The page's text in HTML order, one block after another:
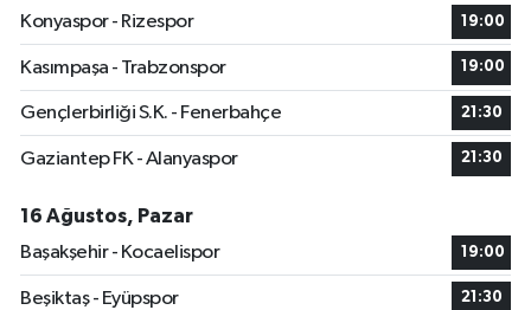
Konyaspor - Rizespor
19:00
Kasımpaşa - Trabzonspor 19:00
Gençlerbirliği S.K. - Fenerbahçe 21:30
Gaziantep FK - Alanyaspor 21:30
16 Ağustos, Pazar
Başakşehir - Kocaelispor
19:00
Beşiktaş - Eyüpspor 21:30